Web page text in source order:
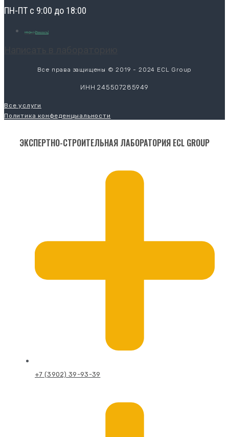
ПН-ПТ с 9:00 до 18:00
info@ecl- [Показать]
Все права защищены © 2019 - 2024 ECL Group
ИНН 245507285949
Все услуги
Политика конфеденцыальности
ЭКСПЕРТНО-СТРОИТЕЛЬНАЯ ЛАБОРАТОРИЯ ECL GROUP
+7 (3902) 39-93-39